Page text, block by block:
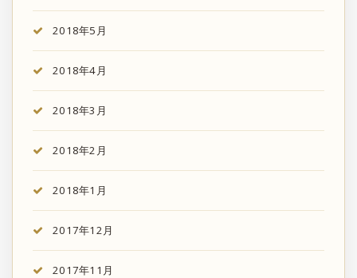
2018年5月
2018年4月
2018年3月
2018年2月
2018年1月
2017年12月
2017年11月